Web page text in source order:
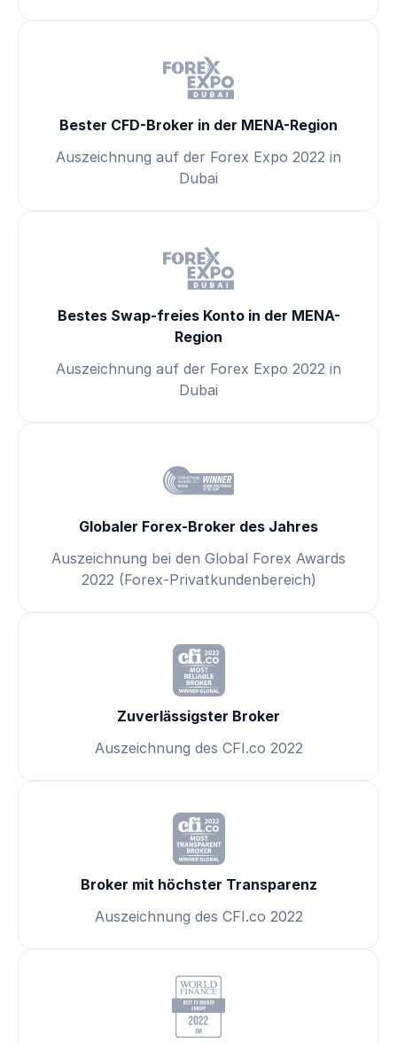
Bester CFD-Broker in der MENA-Region
Auszeichnung auf der Forex Expo 2022 in
Dubai
Bestes Swap-freies Konto in der MENA-
Region
Auszeichnung auf der Forex Expo 2022 in
Dubai
Globaler Forex-Broker des Jahres
Auszeichnung bei den Global Forex Awards
2022 (Forex-Privatkundenbereich)
Zuverlässigster Broker
Auszeichnung des CFI.co 2022
Broker mit höchster Transparenz
Auszeichnung des CFI.co 2022